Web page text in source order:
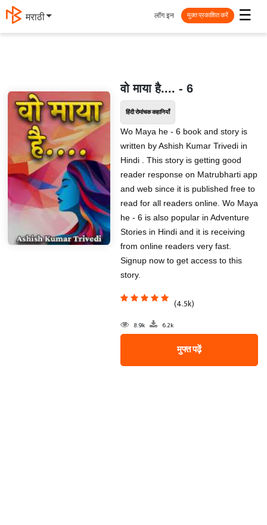
मराठी ☰
लॉग इन मुक्त प्रकाशित करें
वो माया है.... - 6
हिंदी रोमांचक कहानियाँ
Wo Maya he - 6 book and story is
written by Ashish Kumar Trivedi in
Hindi . This story is getting good
reader response on Matrubharti app
and web since it is published free to
read for all readers online. Wo Maya
he - 6 is also popular in Adventure
Stories in Hindi and it is receiving
from online readers very fast.
Signup now to get access to this
story.
(4.5k)
8.9k 6.2k
मुफ्त पढ़ें